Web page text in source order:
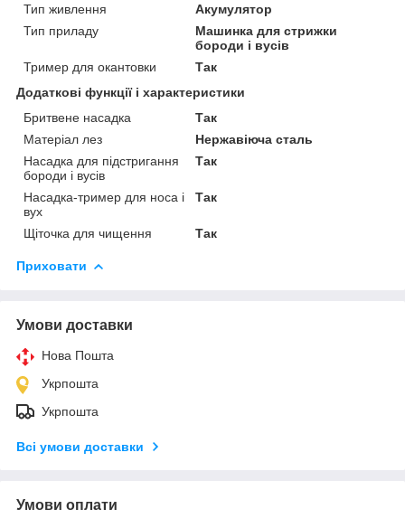
Тип живлення
Акумулятор
Тип приладу
Машинка для стрижки
бороди і вусів
Тример для окантовки
Так
Додаткові функції і характеристики
Бритвене насадка
Так
Матеріал лез
Нержавіюча сталь
Насадка для підстригання
бороди і вусів
Так
Насадка-тример для носа і
вух
Так
Щіточка для чищення Так
Приховати
Умови доставки
Нова Пошта
Укрпошта
Укрпошта
Всі умови доставки
Умови оплати